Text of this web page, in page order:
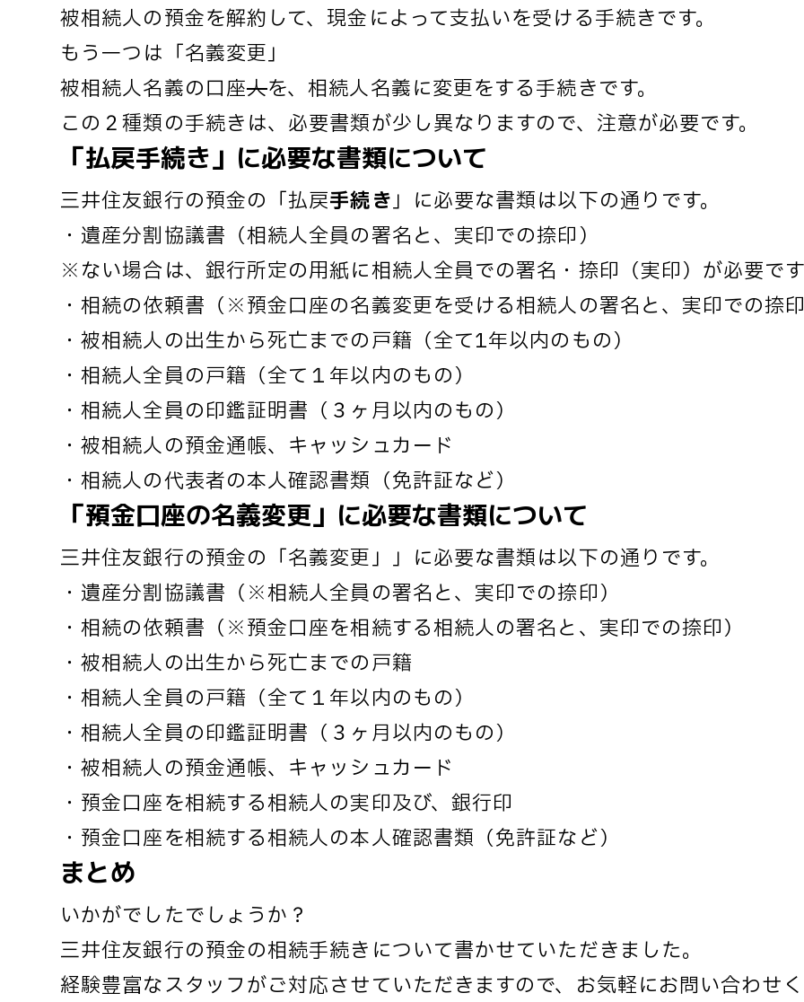
被相続人の預金を解約して、現金によって支払いを受ける手続きです。
もう一つは「名義変更」
被相続人名義の口座人を、相続人名義に変更をする手続きです。
この２種類の手続きは、必要書類が少し異なりますので、注意が必要です。
「払戻手続き」に必要な書類について
三井住友銀行の預金の「払戻手続き」に必要な書類は以下の通りです。
・遺産分割協議書（相続人全員の署名と、実印での捺印）
※ない場合は、銀行所定の用紙に相続人全員での署名・捺印（実印）が必要で
・相続の依頼書（※預金口座の名義変更を受ける相続人の署名と、実印での捺
・被相続人の出生から死亡までの戸籍（全て1年以内のもの）
・相続人全員の戸籍（全て１年以内のもの）
・相続人全員の印鑑証明書（３ヶ月以内のもの）
・被相続人の預金通帳、キャッシュカード
・相続人の代表者の本人確認書類（免許証など）
「預金口座の名義変更」に必要な書類について
三井住友銀行の預金の「名義変更」」に必要な書類は以下の通りです。
・遺産分割協議書（※相続人全員の署名と、実印での捺印）
・相続の依頼書（※預金口座を相続する相続人の署名と、実印での捺印）
・被相続人の出生から死亡までの戸籍
・相続人全員の戸籍（全て１年以内のもの）
・相続人全員の印鑑証明書（３ヶ月以内のもの）
・被相続人の預金通帳、キャッシュカード
・預金口座を相続する相続人の実印及び、銀行印
・預金口座を相続する相続人の本人確認書類（免許証など）
まとめ
いかがでしたでしょうか？
三井住友銀行の預金の相続手続きについて書かせていただきました。
経験豊富なスタッフがご対応させていただきますので、お気軽にお問い合わせ